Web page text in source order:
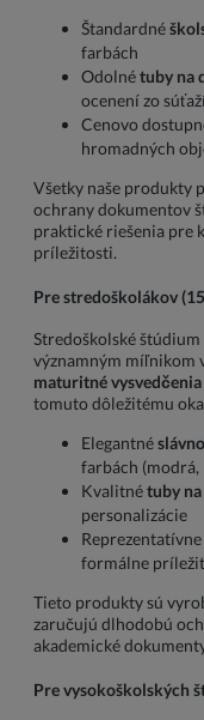
Štandardné
farbách
Odolnétuby na
ocenení zo
Cenovo
hromadných
Všetky naše produkty
ochrany dokumentov
praktické riešenia pre
príležitosti.
Pre stredoškolákov
Stredoškolské štúdium
významným míľnikom
maturitné vysvedčenia
tomuto dôležitému
Elegantné
farbách (modrá,
Kvalitnétuby
personalizácie
Reprezentatívne
formálne
Tieto produkty sú
zaručujú dlhodobú
akademické
Pre vysokoškolských